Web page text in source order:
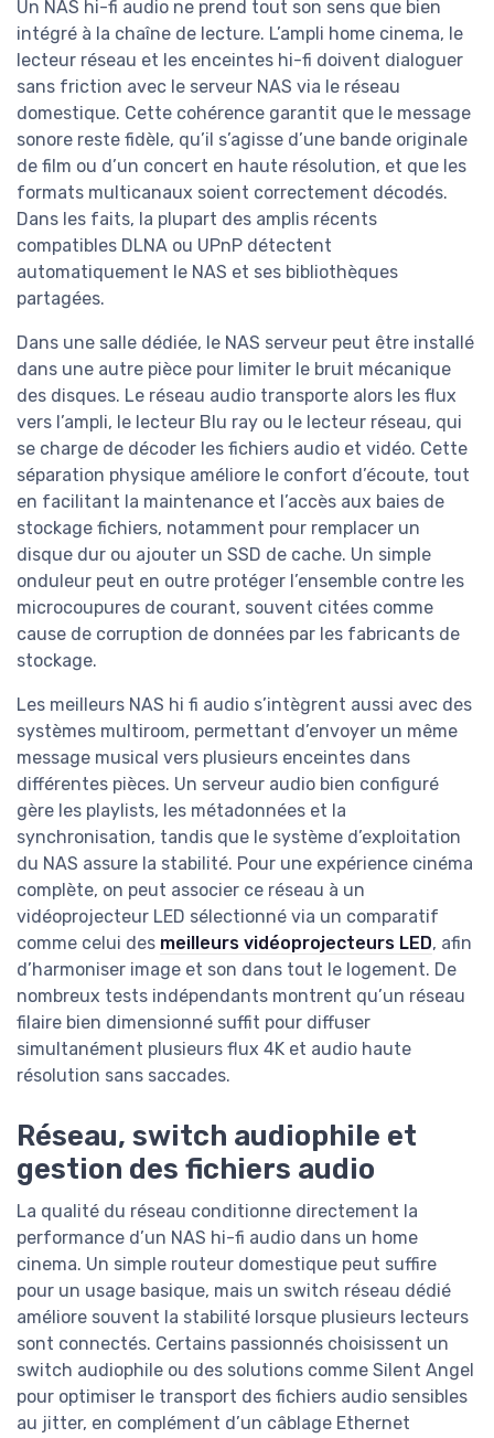
Un NAS hi-fi audio ne prend tout son sens que bien
intégré à la chaîne de lecture. L’ampli home cinema, le
lecteur réseau et les enceintes hi-fi doivent dialoguer
sans friction avec le serveur NAS via le réseau
domestique. Cette cohérence garantit que le message
sonore reste fidèle, qu’il s’agisse d’une bande originale
de film ou d’un concert en haute résolution, et que les
formats multicanaux soient correctement décodés.
Dans les faits, la plupart des amplis récents
compatibles DLNA ou UPnP détectent
automatiquement le NAS et ses bibliothèques
partagées.
Dans une salle dédiée, le NAS serveur peut être installé
dans une autre pièce pour limiter le bruit mécanique
des disques. Le réseau audio transporte alors les flux
vers l’ampli, le lecteur Blu ray ou le lecteur réseau, qui
se charge de décoder les fichiers audio et vidéo. Cette
séparation physique améliore le confort d’écoute, tout
en facilitant la maintenance et l’accès aux baies de
stockage fichiers, notamment pour remplacer un
disque dur ou ajouter un SSD de cache. Un simple
onduleur peut en outre protéger l’ensemble contre les
microcoupures de courant, souvent citées comme
cause de corruption de données par les fabricants de
stockage.
Les meilleurs NAS hi fi audio s’intègrent aussi avec des
systèmes multiroom, permettant d’envoyer un même
message musical vers plusieurs enceintes dans
différentes pièces. Un serveur audio bien configuré
gère les playlists, les métadonnées et la
synchronisation, tandis que le système d’exploitation
du NAS assure la stabilité. Pour une expérience cinéma
complète, on peut associer ce réseau à un
vidéoprojecteur LED sélectionné via un comparatif
comme celui des meilleurs vidéoprojecteurs LED, afin
d’harmoniser image et son dans tout le logement. De
nombreux tests indépendants montrent qu’un réseau
filaire bien dimensionné suffit pour diffuser
simultanément plusieurs flux 4K et audio haute
résolution sans saccades.
Réseau, switch audiophile et
gestion des fichiers audio
La qualité du réseau conditionne directement la
performance d’un NAS hi-fi audio dans un home
cinema. Un simple routeur domestique peut suffire
pour un usage basique, mais un switch réseau dédié
améliore souvent la stabilité lorsque plusieurs lecteurs
sont connectés. Certains passionnés choisissent un
switch audiophile ou des solutions comme Silent Angel
pour optimiser le transport des fichiers audio sensibles
au jitter, en complément d’un câblage Ethernet